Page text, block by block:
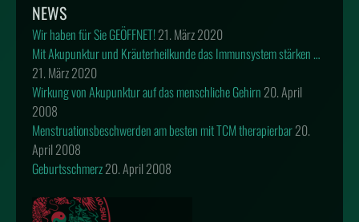
NEWS
Wir haben für Sie GEÖFFNET!21. März 2020
Mit Akupunktur und Kräuterheilkunde das Immunsystem stärken …
21. März 2020
Wirkung von Akupunktur auf das menschliche Gehirn20. April
2008
Menstruationsbeschwerden am besten mit TCM therapierbar20.
April 2008
Geburtsschmerz20. April 2008